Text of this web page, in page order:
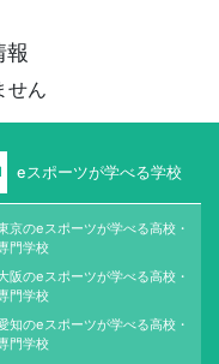
報
せん
eスポーツが学べる学校
京のeスポーツが学べる高校・
門学校
阪のeスポーツが学べる高校・
門学校
知のeスポーツが学べる高校・
門学校